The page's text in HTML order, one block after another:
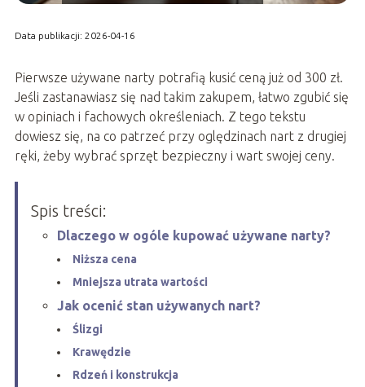
Data publikacji: 2026-04-16
Pierwsze używane narty potrafią kusić ceną już od 300 zł.
Jeśli zastanawiasz się nad takim zakupem, łatwo zgubić się
w opiniach i fachowych określeniach. Z tego tekstu
dowiesz się, na co patrzeć przy oględzinach nart z drugiej
ręki, żeby wybrać sprzęt bezpieczny i wart swojej ceny.
Spis treści:
Dlaczego w ogóle kupować używane narty?
Niższa cena
Mniejsza utrata wartości
Jak ocenić stan używanych nart?
Ślizgi
Krawędzie
Rdzeń i konstrukcja